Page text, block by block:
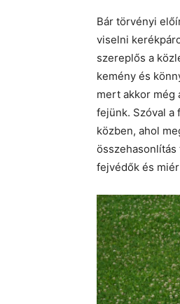
Bár törvényi
viselni
szereplős a
kemény és
mert akkor még
fejünk. Szóval a
közben, ahol
fejvédők és